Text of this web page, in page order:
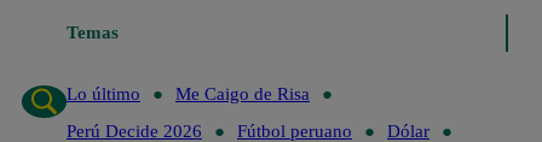
Temas
Lo último
Me Caigo de Risa
Perú Decide 2026
Fútbol peruano
Dólar